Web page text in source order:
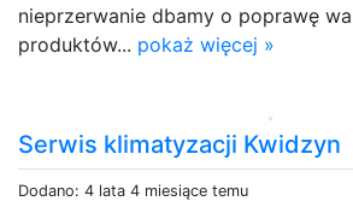
nieprzerwanie dbamy o poprawę
produktów... pokaż więcej »
Serwis klimatyzacji Kwidzyn
Dodano: 4 lata 4 miesiące temu